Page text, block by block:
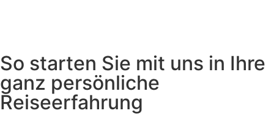
So starten Sie mit uns in Ihre
ganz persönliche
Reiseerfahrung